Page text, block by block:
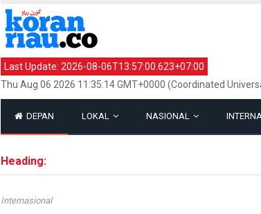
Last Update: 2026-08-06T13:57:00.623+07:00
Thu Aug 06 2026 11:35:14 GMT+0000 (Coordinated
DEPAN LOKAL NASIONAL
Heading:
Internasional